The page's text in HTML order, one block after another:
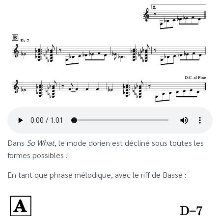
Dans So What, le mode dorien est décliné sous toutes les
formes possibles !
En tant que phrase mélodique, avec le riff de Basse :